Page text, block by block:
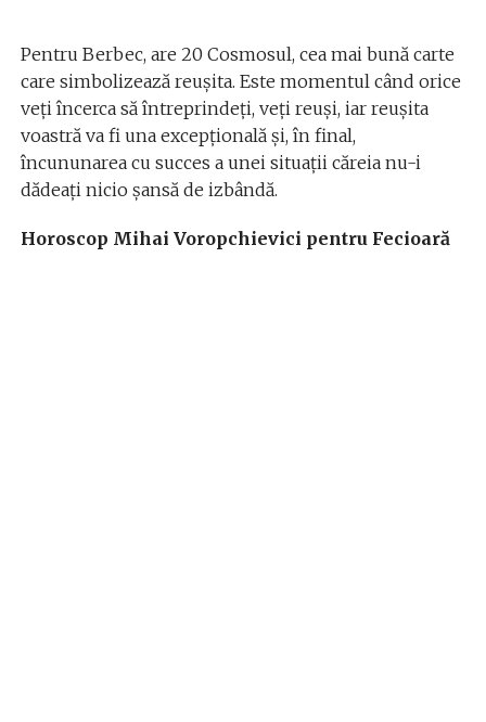
Pentru Berbec, are 20 Cosmosul, cea mai bună carte
care simbolizează reușita. Este momentul când orice
veți încerca să întreprindeți, veți reuși, iar reușita
voastră va fi una excepțională și, în final,
încununarea cu succes a unei situații căreia nu-i
dădeați nicio șansă de izbândă.
Horoscop Mihai Voropchievici pentru Fecioară